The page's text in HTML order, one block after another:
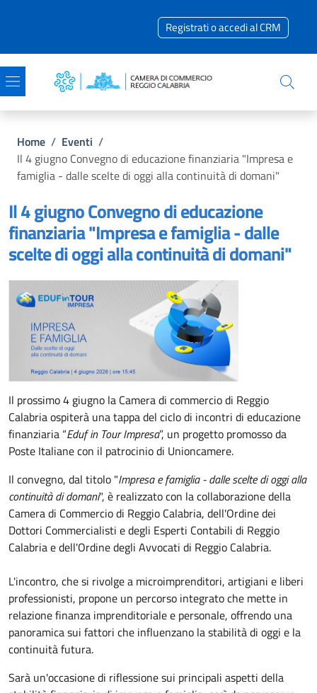
Registrati o accedi al CRM
Briciole di pane
Home / Eventi /
Il 4 giugno Convegno di educazione finanziaria "Impresa e
famiglia - dalle scelte di oggi alla continuità di domani"
Il 4 giugno Convegno di educazione
finanziaria "Impresa e famiglia - dalle
scelte di oggi alla continuità di domani"
Il prossimo 4 giugno la Camera di commercio di Reggio
Calabria ospiterà una tappa del ciclo di incontri di educazione
finanziaria “Eduf in Tour Impresa”, un progetto promosso da
Poste Italiane con il patrocinio di Unioncamere.
Il convegno, dal titolo "Impresa e famiglia - dalle scelte di oggi alla
continuità di domani", è realizzato con la collaborazione della
Camera di Commercio di Reggio Calabria, dell'Ordine dei
Dottori Commercialisti e degli Esperti Contabili di Reggio
Calabria e dell'Ordine degli Avvocati di Reggio Calabria.
L'incontro, che si rivolge a microimprenditori, artigiani e liberi
professionisti, propone un percorso integrato che mette in
relazione finanza imprenditoriale e personale, offrendo una
panoramica sui fattori che influenzano la stabilità di oggi e la
continuità futura.
Sarà un'occasione di riflessione sui principali aspetti della